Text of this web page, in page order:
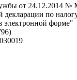
от 24.12.2014
по
электронной форме"